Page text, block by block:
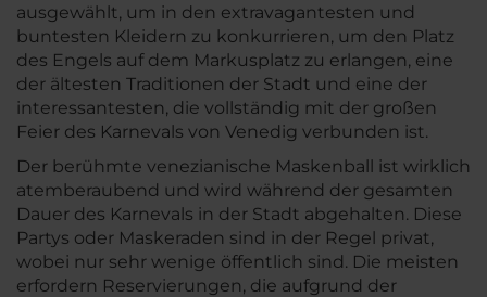
ausgewählt, um in den extravagantesten und
buntesten Kleidern zu konkurrieren, um den Platz
des Engels auf dem Markusplatz zu erlangen, eine
der ältesten Traditionen der Stadt und eine der
interessantesten, die vollständig mit der großen
Feier des Karnevals von Venedig verbunden ist.
Der berühmte venezianische Maskenball ist wirklich
atemberaubend und wird während der gesamten
Dauer des Karnevals in der Stadt abgehalten. Diese
Partys oder Maskeraden sind in der Regel privat,
wobei nur sehr wenige öffentlich sind. Die meisten
erfordern Reservierungen, die aufgrund der